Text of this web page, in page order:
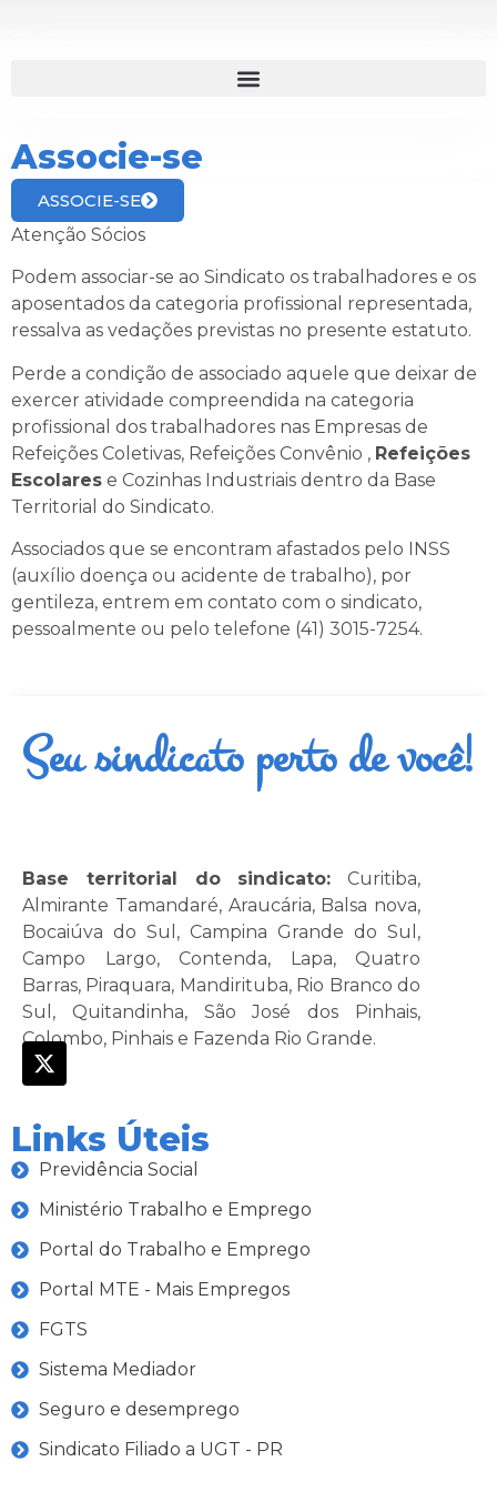
Associe-se
ASSOCIE-SE
Atenção Sócios
Podem associar-se ao Sindicato os trabalhadores e os
aposentados da categoria profissional representada,
ressalva as vedações previstas no presente estatuto.
Perde a condição de associado aquele que deixar de
exercer atividade compreendida na categoria
profissional dos trabalhadores nas Empresas de
Refeições Coletivas, Refeições Convênio , Refeições
Escolares e Cozinhas Industriais dentro da Base
Territorial do Sindicato.
Associados que se encontram afastados pelo INSS
(auxílio doença ou acidente de trabalho), por
gentileza, entrem em contato com o sindicato,
pessoalmente ou pelo telefone (41) 3015-7254.
Seu sindicato perto de você!
Base territorial do sindicato: Curitiba,
Almirante Tamandaré, Araucária, Balsa nova,
Bocaiúva do Sul, Campina Grande do Sul,
Campo Largo, Contenda, Lapa, Quatro
Barras, Piraquara, Mandirituba, Rio Branco do
Sul, Quitandinha, São José dos Pinhais,
Colombo, Pinhais e Fazenda Rio Grande.
Links Úteis
Previdência Social
Ministério Trabalho e Emprego
Portal do Trabalho e Emprego
Portal MTE - Mais Empregos
FGTS
Sistema Mediador
Seguro e desemprego
Sindicato Filiado a UGT - PR